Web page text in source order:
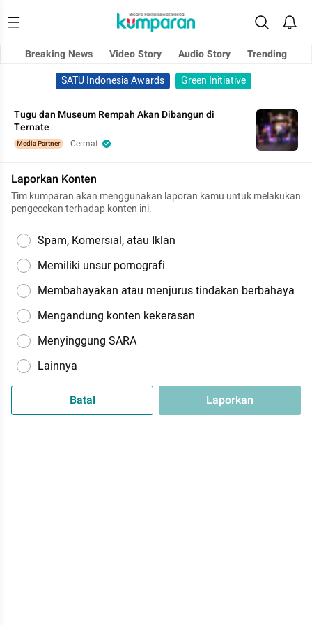
Breaking News Video Story Audio Story
Trending
SATU Indonesia Awards
Green Initiative
Tugu dan Museum Rempah Akan Dibangun di
Ternate
Media Partner Cermat
Laporkan Konten
Tim kumparan akan menggunakan laporan kamu untuk melakukan
pengecekan terhadap konten ini.
Spam, Komersial, atau Iklan
Memiliki unsur pornografi
Membahayakan atau menjurus tindakan berbahaya
Mengandung konten kekerasan
Menyinggung SARA
Lainnya
Batal Laporkan